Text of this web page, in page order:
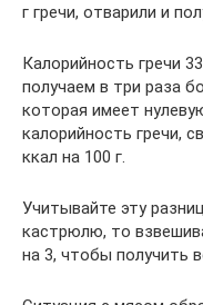
г гречи, отварили и
Калорийность гречи
получаем в три раза
которая имеет
калорийность гречи,
ккал на 100 г.
Учитывайте эту
кастрюлю, то
на 3, чтобы получить